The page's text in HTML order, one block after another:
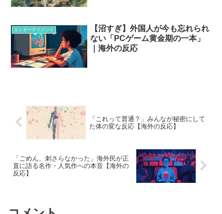
エンターテイメント
【沼すぎ】外国人が今も忘れられ
ない「PCゲーム黄金期の一本」
｜海外の反応
「これって普通？」みんなが秘密にして
た体の変な反応【海外の反応】
「ごめん、刺さらなかった」海外民が正
直に語る名作・人気作への本音【海外の
反応】